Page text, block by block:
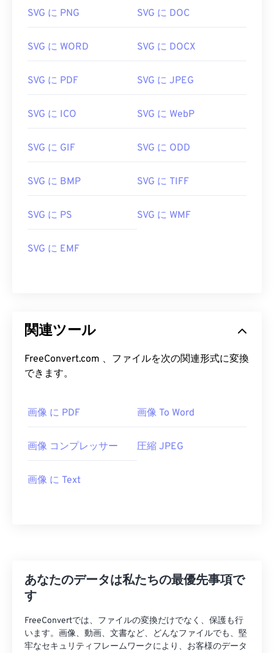
SVG に PNG SVG に DOC
SVG に WORD SVG に DOCX
SVG に PDF SVG に JPEG
SVG に ICO SVG に WebP
SVG に GIF SVG に ODD
SVG に BMP SVG に TIFF
SVG に PS SVG に WMF
SVG に EMF
関連ツール
FreeConvert.com 、ファイルを次の関連形式に変換
できます。
画像 に PDF 画像 To Word
画像 コンプレッサー 圧縮 JPEG
画像 に Text
あなたのデータは私たちの最優先事項で
す
FreeConvertでは、ファイルの変換だけでなく、保護も行
います。画像、動画、文書など、どんなファイルでも、堅
牢なセキュリティフレームワークにより、お客様のデータ